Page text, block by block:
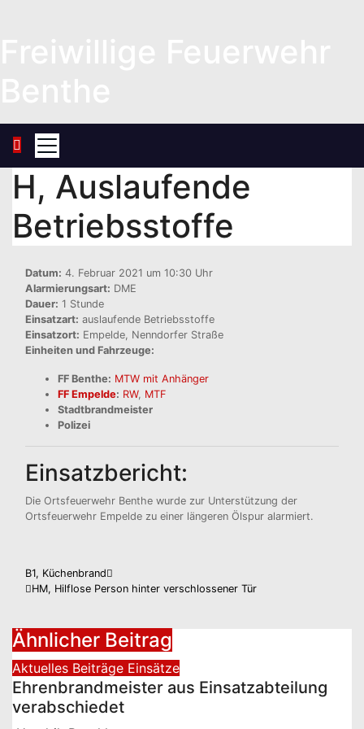
H, Auslaufende
Betriebsstoffe
Datum: 4. Februar 2021 um 10:30 Uhr
Alarmierungsart: DME
Dauer: 1 Stunde
Einsatzart: auslaufende Betriebsstoffe
Einsatzort: Empelde, Nenndorfer Straße
Einheiten und Fahrzeuge:
FF Benthe: MTW mit Anhänger
FF Empelde: RW, MTF
Stadtbrandmeister
Polizei
Einsatzbericht:
Die Ortsfeuerwehr Benthe wurde zur Unterstützung der
Ortsfeuerwehr Empelde zu einer längeren Ölspur alarmiert.
Beitragsnavigation
B1, Küchenbrand
HM, Hilflose Person hinter verschlossener Tür
Ähnlicher Beitrag
Aktuelles Beiträge Einsätze
Ehrenbrandmeister aus Einsatzabteilung
verabschiedet